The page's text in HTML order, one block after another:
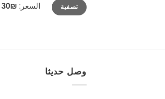
أدنى
سعر
أعلى
سعرتصفية السعر: ₪30
وصل حديثا